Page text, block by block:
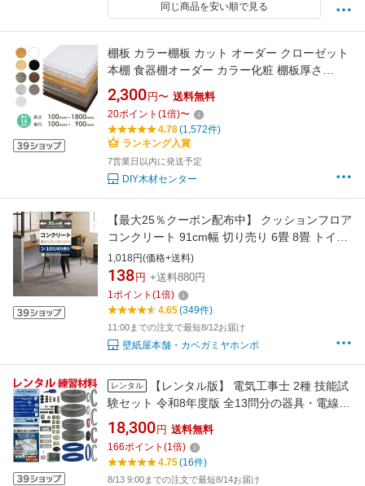
同じ商品を安い順で見る
棚板 カラー棚板 カット オーダー クローゼット
本棚 食器棚オーダー カラー化粧 棚板厚さ
15mm長さ100mm〜1800mm奥行100mm〜
900mm長さ1面はテープ処理済みカラー棚板 オ
ーダー メイド 国内生産 フリーサイズ カラー
2,300 円〜 送料無料
20ポイント (1倍)〜
4.78(1,572件)
ランキング入賞
7営業日以内に発送予定
DIY木材センター
【最大25％クーポン配布中】 クッションフロア
コンクリート 91cm幅 切り売り 6畳 8畳 トイレ
におすすめ モルタル グレー HM12005
HM12004 HM12006 おしゃれ 人気 リフォーム
床シート フロアシート フローリングマット マ
ット DIY
1,018円(価格+送料)
138 円 +送料880円
1ポイント (1倍)
4.65(349件)
11:00までの注文で最短8/12お届け
壁紙屋本舗・カベガミヤホンポ
レンタル
【レンタル版】 電気工事士 2種 技能試
験セット 令和8年度版 全13問分の器具・電線セ
ット(2回練習分) 準備万端シリーズ「2種参考
書・実技動画解説・オンラインセミナー動画・
質問サービス付」【返却日:試験終了後1週間以
内にご返送】(発送料・返送料無料)
18,300 円 送料無料
166ポイント (1倍)
4.75(16件)
8/13 9:00までの注文で最短8/14お届け